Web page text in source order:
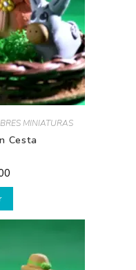
MINIATURAS
Cesta
estilo
la
de tu